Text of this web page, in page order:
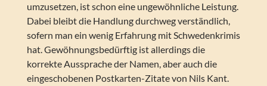
umzusetzen, ist schon eine ungewöhnliche Leistung.
Dabei bleibt die Handlung durchweg verständlich,
sofern man ein wenig Erfahrung mit Schwedenkrimis
hat. Gewöhnungsbedürftig ist allerdings die
korrekte Aussprache der Namen, aber auch die
eingeschobenen Postkarten-Zitate von Nils Kant.